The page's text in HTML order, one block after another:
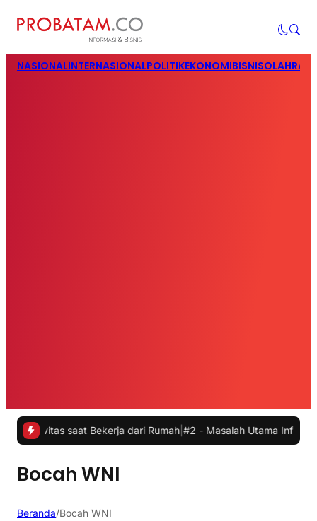
NASIONALINTERNASIONALPOLITIKEKONOMIBISNIS
saat Bekerja dari Rumah|#2 - Masalah Utama
Bocah WNI
Beranda/Bocah WNI